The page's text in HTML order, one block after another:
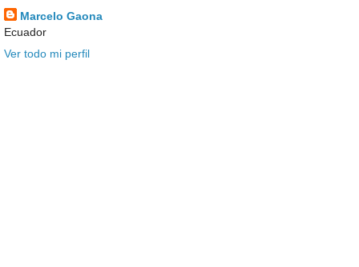
Marcelo Gaona
Ecuador
Ver todo mi perfil